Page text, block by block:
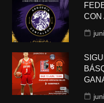
CON